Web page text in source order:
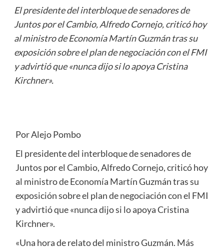
El presidente del interbloque de senadores de
Juntos por el Cambio, Alfredo Cornejo, criticó hoy
al ministro de Economía Martín Guzmán tras su
exposición sobre el plan de negociación con el FMI
y advirtió que «nunca dijo si lo apoya Cristina
Kirchner».
Por Alejo Pombo
El presidente del interbloque de senadores de
Juntos por el Cambio, Alfredo Cornejo, criticó hoy
al ministro de Economía Martín Guzmán tras su
exposición sobre el plan de negociación con el FMI
y advirtió que «nunca dijo si lo apoya Cristina
Kirchner».
«Una hora de relato del ministro Guzmán. Más